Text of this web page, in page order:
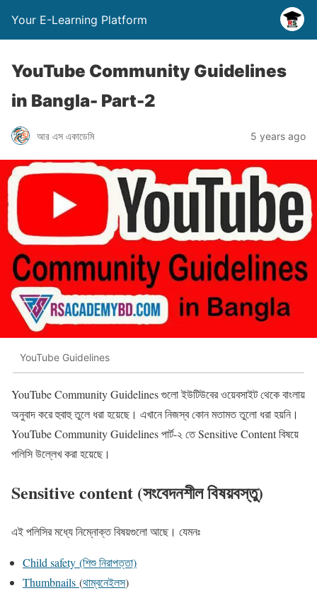
Your E-Learning Platform
YouTube Community Guidelines
in Bangla- Part-2
আর এস একাডেমি 5 years ago
YouTube Guidelines
YouTube Community Guidelines গুলো ইউটিউবের ওয়েবসাইট থেকে বাংলায়
অনুবাদ করে হুবাহু তুলে ধরা হয়েছে। এখানে নিজস্ব কোন মতামত তুলো ধরা হয়নি।
YouTube Community Guidelines পার্ট-২ তে Sensitive Content বিষয়ে
পলিসি উল্লেখ করা হয়েছে।
Sensitive content (সংবেদনশীলবিষয়বস্তু)
এই পলিসির মধ্যে নিম্নোক্ত বিষয়গুলো আছে। যেমনঃ
Child safety (শিশু নিরাপত্তা)
Thumbnails (থাম্বনেইলস)